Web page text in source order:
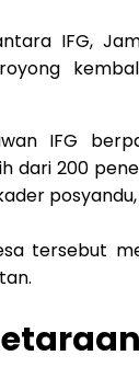
IFG,
IFG
dari 200
tersebut